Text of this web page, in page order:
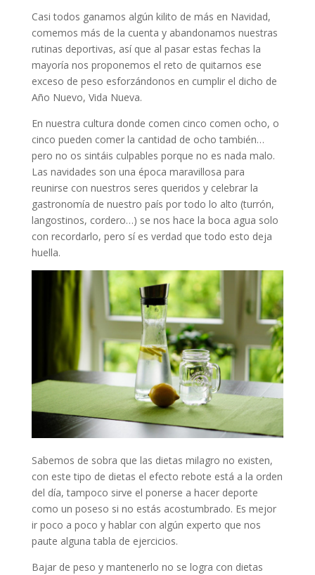
Casi todos ganamos algún kilito de más en Navidad,
comemos más de la cuenta y abandonamos nuestras
rutinas deportivas, así que al pasar estas fechas la
mayoría nos proponemos el reto de quitarnos ese
exceso de peso esforzándonos en cumplir el dicho de
Año Nuevo, Vida Nueva.
En nuestra cultura donde comen cinco comen ocho, o
cinco pueden comer la cantidad de ocho también…
pero no os sintáis culpables porque no es nada malo.
Las navidades son una época maravillosa para
reunirse con nuestros seres queridos y celebrar la
gastronomía de nuestro país por todo lo alto (turrón,
langostinos, cordero…) se nos hace la boca agua solo
con recordarlo, pero sí es verdad que todo esto deja
huella.
Sabemos de sobra que las dietas milagro no existen,
con este tipo de dietas el efecto rebote está a la orden
del día, tampoco sirve el ponerse a hacer deporte
como un poseso si no estás acostumbrado. Es mejor
ir poco a poco y hablar con algún experto que nos
paute alguna tabla de ejercicios.
Bajar de peso y mantenerlo no se logra con dietas